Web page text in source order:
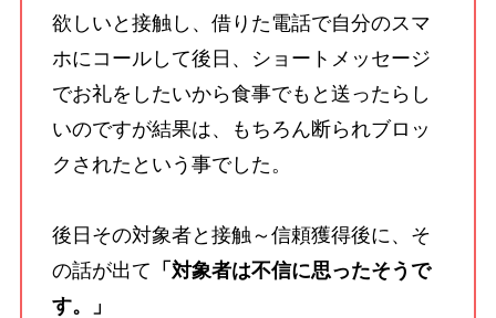
欲しいと接触し、借りた電話で自分のスマ
ホにコールして後日、ショートメッセージ
でお礼をしたいから食事でもと送ったらし
いのですが結果は、もちろん断られブロッ
クされたという事でした。
後日その対象者と接触～信頼獲得後に、そ
の話が出て 「対象者は不信に思ったそうで
す。」